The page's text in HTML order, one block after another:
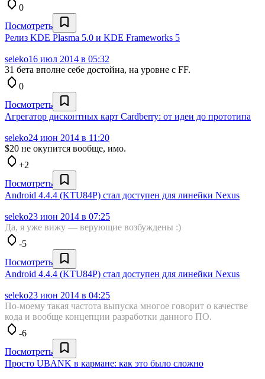
0
Посмотреть
Релиз KDE Plasma 5.0 и KDE Frameworks 5
seleko16 июл 2014 в 05:32
31 бета вполне себе достойна, на уровне с FF.
0
Посмотреть
Агрегатор дисконтных карт Cardberry: от идеи до прототипа
seleko24 июн 2014 в 11:20
$20 не окупится вообще, имо.
+2
Посмотреть
Android 4.4.4 (KTU84P) стал доступен для линейки Nexus
seleko23 июн 2014 в 07:25
Да, я уже вижу — верующие возбуждены :)
-5
Посмотреть
Android 4.4.4 (KTU84P) стал доступен для линейки Nexus
seleko23 июн 2014 в 04:25
По-моему такая частота выпуска многое говорит о качестве
кода и вообще концепции разработки данного ПО.
-6
Посмотреть
Просто UBANK в кармане: как это было сложно